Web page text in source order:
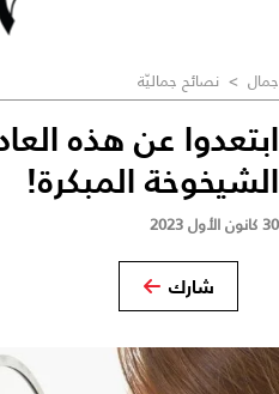
جمال > نصائح جماليّة
ابتعدوا عن هذه
الشيخوخة المبكرة!
30 كانون الأول 2023
شارك